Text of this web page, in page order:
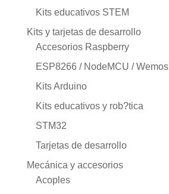
Kits educativos STEM
Kits y tarjetas de desarrollo
Accesorios Raspberry
ESP8266 / NodeMCU / Wemos
Kits Arduino
Kits educativos y rob?tica
STM32
Tarjetas de desarrollo
Mecánica y accesorios
Acoples